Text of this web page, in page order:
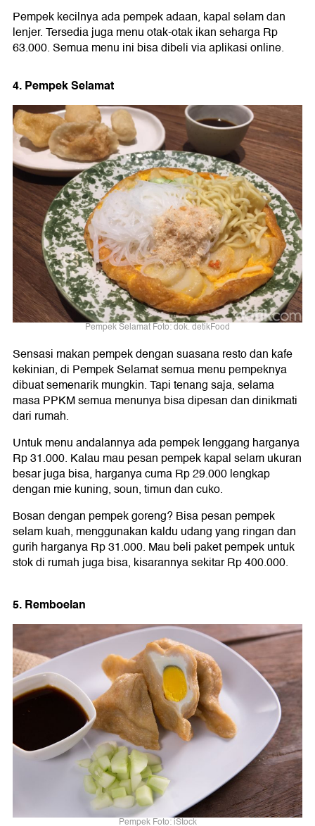
Pempek kecilnya ada pempek adaan, kapal selam dan
lenjer. Tersedia juga menu otak-otak ikan seharga Rp
63.000. Semua menu ini bisa dibeli via aplikasi online.
4. Pempek Selamat
Pempek Selamat Foto: dok. detikFood
Sensasi makan pempek dengan suasana resto dan kafe
kekinian, di Pempek Selamat semua menu pempeknya
dibuat semenarik mungkin. Tapi tenang saja, selama
masa PPKM semua menunya bisa dipesan dan dinikmati
dari rumah.
Untuk menu andalannya ada pempek lenggang harganya
Rp 31.000. Kalau mau pesan pempek kapal selam ukuran
besar juga bisa, harganya cuma Rp 29.000 lengkap
dengan mie kuning, soun, timun dan cuko.
Bosan dengan pempek goreng? Bisa pesan pempek
selam kuah, menggunakan kaldu udang yang ringan dan
gurih harganya Rp 31.000. Mau beli paket pempek untuk
stok di rumah juga bisa, kisarannya sekitar Rp 400.000.
5. Remboelan
Pempek Foto: iStock